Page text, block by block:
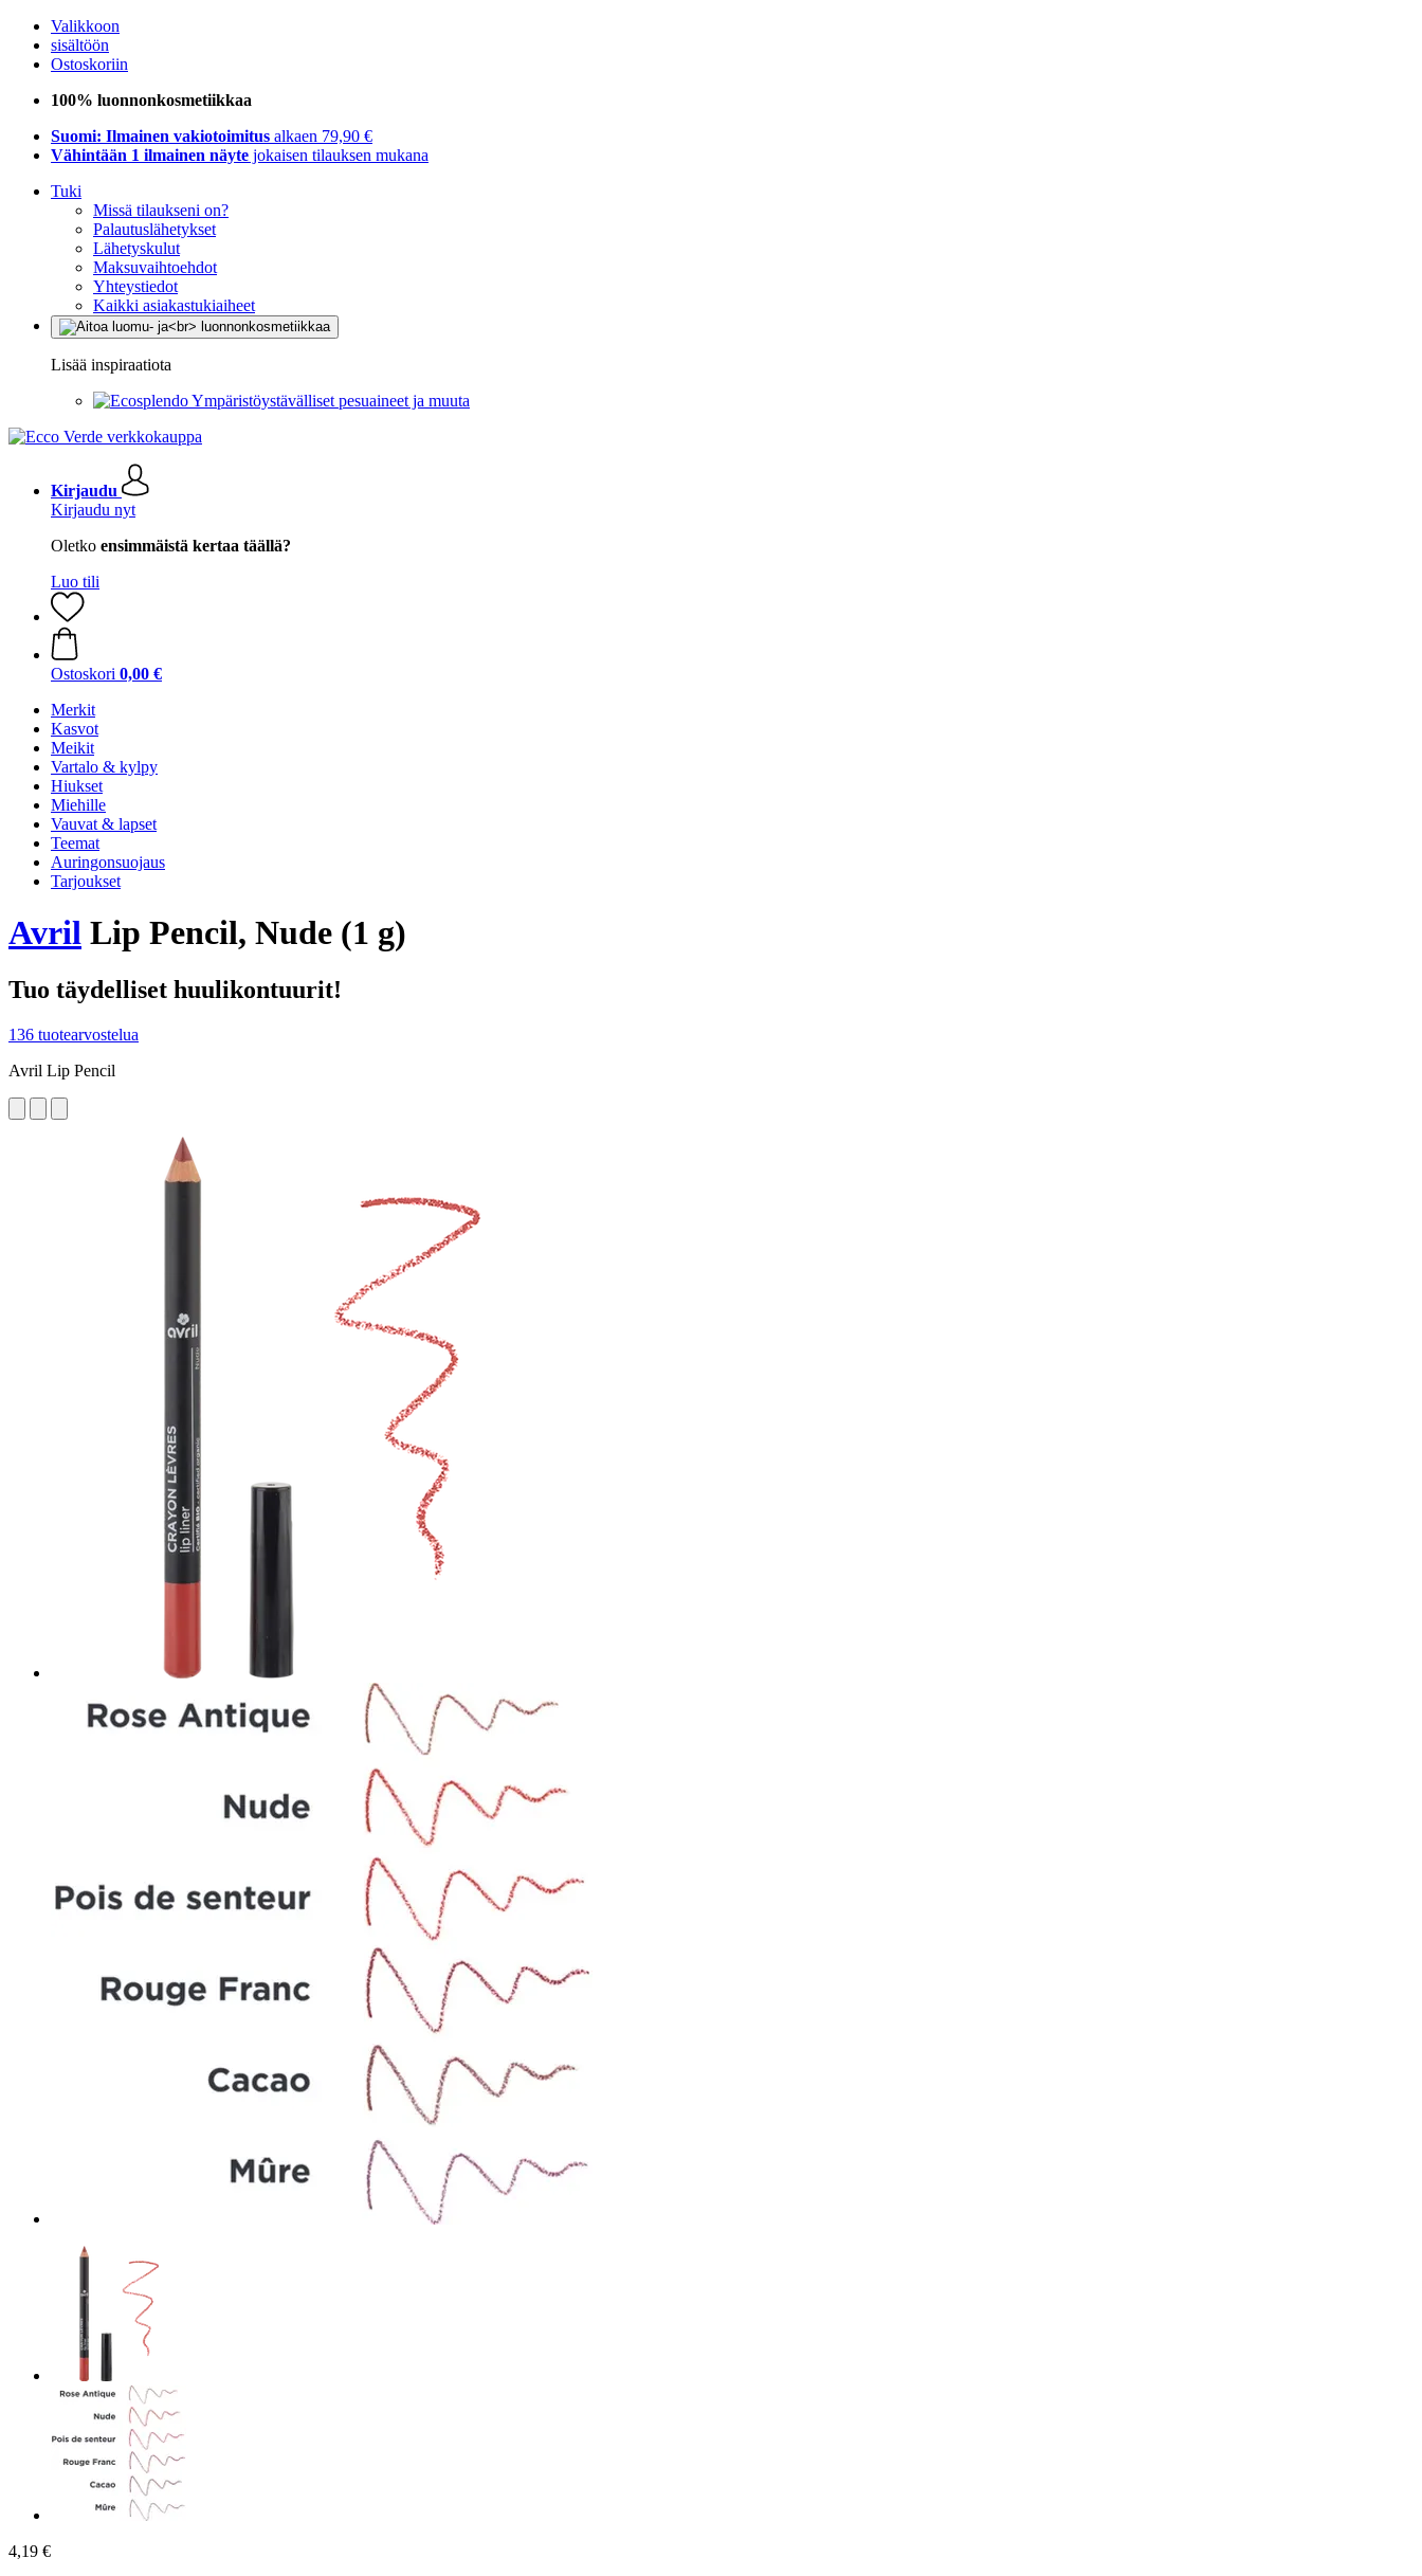
Valikkoon
sisältöön
Ostoskoriin
100% luonnonkosmetiikkaa
Suomi: Ilmainen vakiotoimitus alkaen 79,90 €
Vähintään 1 ilmainen näyte jokaisen tilauksen mukana
Tuki
Missä tilaukseni on?
Palautuslähetykset
Lähetyskulut
Maksuvaihtoehdot
Yhteystiedot
Kaikki asiakastukiaiheet
Lisää inspiraatiota
Ympäristöystävälliset pesuaineet ja muuta
Kirjaudu
Kirjaudu nyt
Oletko ensimmäistä kertaa täällä?
Luo tili
Ostoskori 0,00 €
Merkit
Kasvot
Meikit
Vartalo & kylpy
Hiukset
Miehille
Vauvat & lapset
Teemat
Auringonsuojaus
Tarjoukset
Avril Lip Pencil, Nude (1 g)
Tuo täydelliset huulikontuurit!
136 tuotearvostelua
Avril Lip Pencil
4,19 €